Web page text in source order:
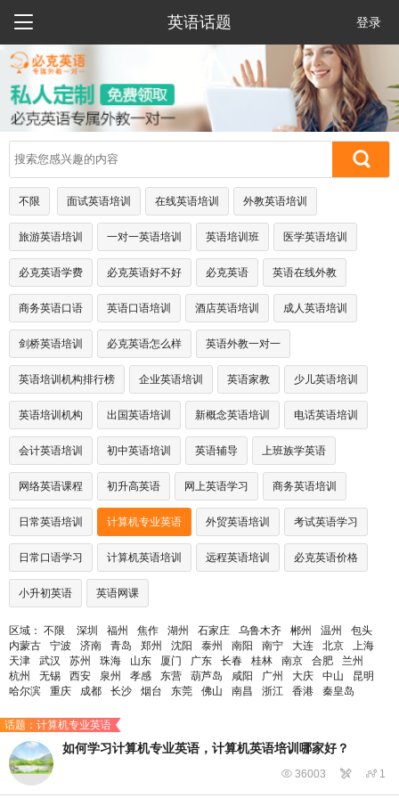
 英语话题 登录
不限 面试英语培训 在线英语培训 外教英语培训
旅游英语培训 一对一英语培训 英语培训班 医学英语培训
必克英语学费 必克英语好不好 必克英语 英语在线外教
商务英语口语 英语口语培训 酒店英语培训 成人英语培训
剑桥英语培训 必克英语怎么样 英语外教一对一
英语培训机构排行榜 企业英语培训 英语家教 少儿英语培训
英语培训机构 出国英语培训 新概念英语培训 电话英语培训
会计英语培训 初中英语培训 英语辅导 上班族学英语
网络英语课程 初升高英语 网上英语学习 商务英语培训
日常英语培训 计算机专业英语 外贸英语培训 考试英语学习
日常口语学习 计算机英语培训 远程英语培训 必克英语价格
小升初英语 英语网课
区域： 不限 深圳 福州 焦作 湖州 石家庄 乌鲁木齐 郴州 温州
包头
内蒙古
宁波 济南 青岛 郑州 沈阳 泰州 南阳 南宁 大连 北京
上海
天津
武汉 苏州 珠海 山东 厦门 广东 长春 桂林 南京 合肥
兰州
杭州
无锡 西安 泉州 孝感 东营 葫芦岛 咸阳 广州 大庆 中山
昆明
哈尔滨
重庆 成都 长沙 烟台 东莞 佛山 南昌 浙江 香港 秦皇岛
话题：计算机专业英语
如何学习计算机专业英语，计算机英语培训哪家好？
 36003   1